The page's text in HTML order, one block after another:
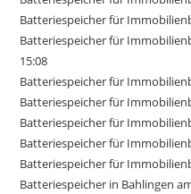
Batteriespeicher für
Batteriespeicher für
15:08
Batteriespeicher für
Batteriespeicher für
Batteriespeicher für
Batteriespeicher für
Batteriespeicher für
Batteriespeicher in Bahlingen